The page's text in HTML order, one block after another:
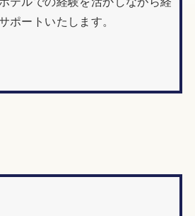
ポートいたします。